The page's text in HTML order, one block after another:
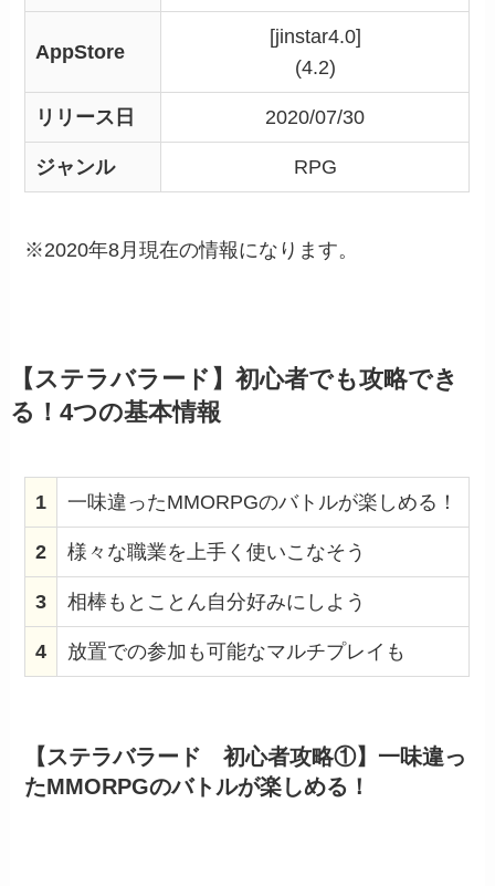
AppStore
[jinstar4.0]
(4.2)
リリース日 2020/07/30
ジャンル RPG
※2020年8月現在の情報になります。
【ステラバラード】初心者でも攻略でき
る！4つの基本情報
1 一味違ったMMORPGのバトルが楽しめる！
2 様々な職業を上手く使いこなそう
3 相棒もとことん自分好みにしよう
4 放置での参加も可能なマルチプレイも
【ステラバラード 初心者攻略①】一味違っ
たMMORPGのバトルが楽しめる！